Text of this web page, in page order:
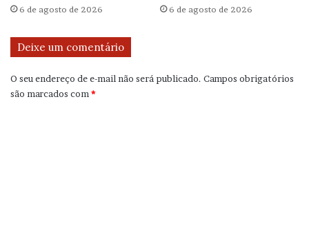
6 de agosto de 2026 6 de agosto de 2026
Deixe um comentário
O seu endereço de e-mail não será publicado. Campos obrigatórios
são marcados com *